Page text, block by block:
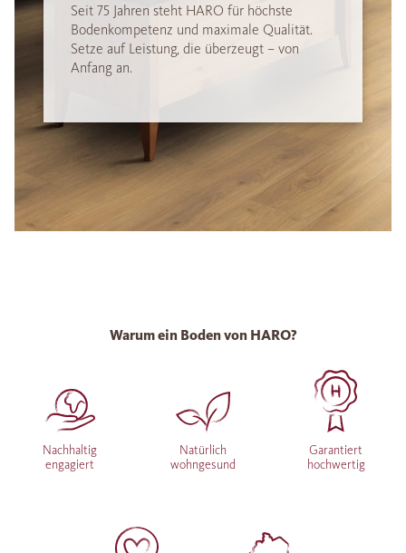
Seit 75 Jahren steht HARO für höchste
Bodenkompetenz und maximale Qualität.
Setze auf Leistung, die überzeugt – von
Anfang an.
Warum ein Boden von HARO?
Nachhaltig
engagiert
Natürlich
wohngesund
Garantiert
hochwertig